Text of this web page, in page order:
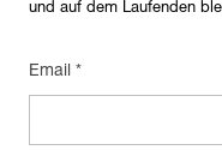
und auf dem Laufenden
Email *